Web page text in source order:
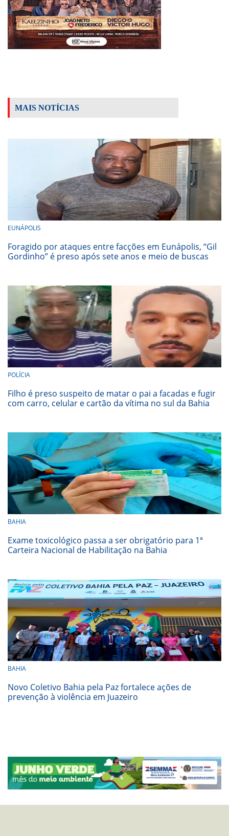
MAIS NOTÍCIAS
EUNÁPOLIS
Foragido por ataques entre facções em Eunápolis, “Gil
Gordinho” é preso após sete anos e meio de buscas
POLÍCIA
Filho é preso suspeito de matar o pai a facadas e fugir
com carro, celular e cartão da vítima no sul da Bahia
BAHIA
Exame toxicológico passa a ser obrigatório para 1ª
Carteira Nacional de Habilitação na Bahia
BAHIA
Novo Coletivo Bahia pela Paz fortalece ações de
prevenção à violência em Juazeiro